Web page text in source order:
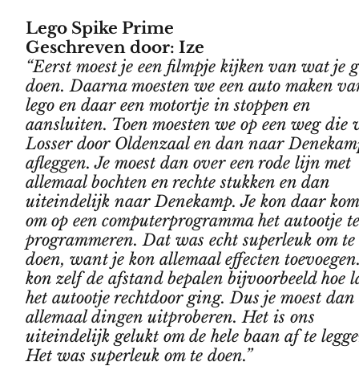
Lego Spike Prime
Geschreven door: Ize
“Eerst moest je een filmpje kijken van wat je
doen. Daarna moesten we een auto maken
lego en daar een motortje in stoppen en
aansluiten. Toen moesten we op een weg die
Losser door Oldenzaal en dan naar
afleggen. Je moest dan over een rode lijn met
allemaal bochten en rechte stukken en dan
uiteindelijk naar Denekamp. Je kon daar
om op een computerprogramma het autootje
programmeren. Dat was echt superleuk om te
doen, want je kon allemaal effecten
kon zelf de afstand bepalen bijvoorbeeld hoe
het autootje rechtdoor ging. Dus je moest dan
allemaal dingen uitproberen. Het is ons
uiteindelijk gelukt om de hele baan af te
Het was superleuk om te doen.”